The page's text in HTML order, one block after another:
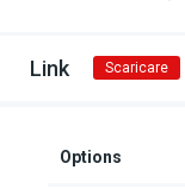
Link Scaricare
Options